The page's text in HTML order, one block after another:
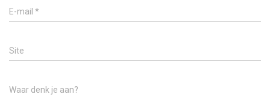
E-mail *
Site
Waar denk je aan?